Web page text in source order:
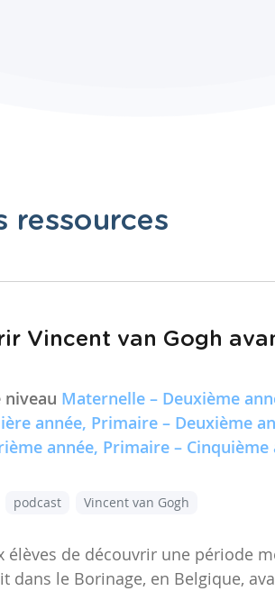
ressources
Vincent van Gogh
niveau Maternelle – Deuxième
année, Primaire – Deuxième
année, Primaire – Cinquième
podcast Vincent van Gogh
élèves de découvrir une période
dans le Borinage, en Belgique,